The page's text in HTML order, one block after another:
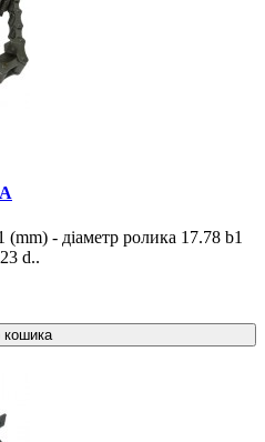
- діаметр ролика 17.78 b1
d..
кошика